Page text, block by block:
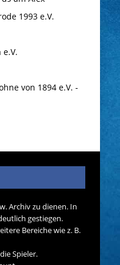
1993 e.V.
von 1894 e.V. -
Archiv zu dienen. In
gestiegen.
Bereiche wie z. B.
Spieler.